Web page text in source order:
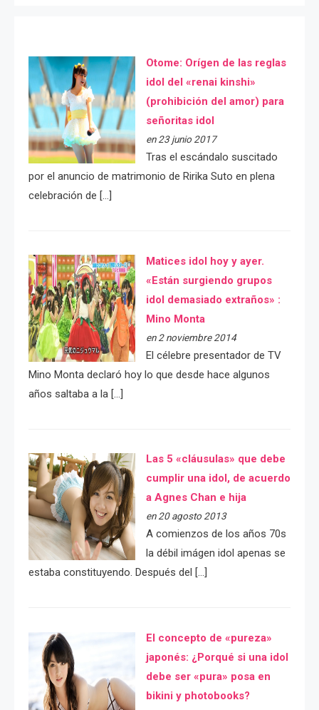
Otome: Orígen de las reglas
idol del «renai kinshi»
(prohibición del amor) para
señoritas idol
en 23 junio 2017
Tras el escándalo suscitado
por el anuncio de matrimonio de Ririka Suto en plena
celebración de […]
Matices idol hoy y ayer.
«Están surgiendo grupos
idol demasiado extraños» :
Mino Monta
en 2 noviembre 2014
El célebre presentador de TV
Mino Monta declaró hoy lo que desde hace algunos
años saltaba a la […]
Las 5 «cláusulas» que debe
cumplir una idol, de acuerdo
a Agnes Chan e hija
en 20 agosto 2013
A comienzos de los años 70s
la débil imágen idol apenas se
estaba constituyendo. Después del […]
El concepto de «pureza»
japonés: ¿Porqué si una idol
debe ser «pura» posa en
bikini y photobooks?